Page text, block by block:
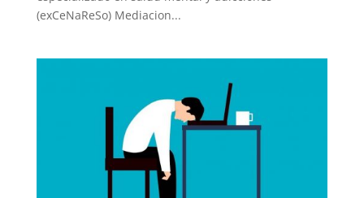
(exCeNaReSo) Mediacion...